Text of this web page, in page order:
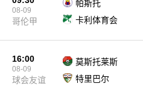
08-09
哥伦甲
帕斯托
卡利体育会
16:00
08-09
球会友谊
莫斯托莱斯
特里巴尔